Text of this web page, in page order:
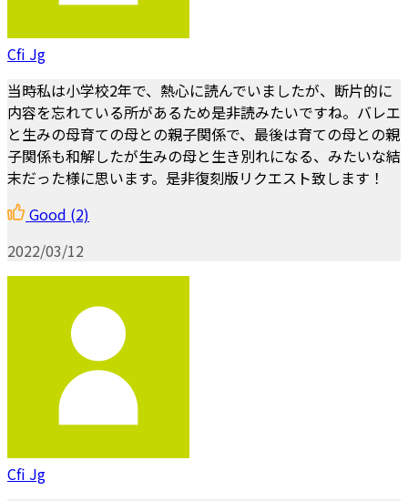
Cfi Jg
当時私は小学校2年で、熱心に読んでいましたが、断片的に
内容を忘れている所があるため是非読みたいですね。バレエ
と生みの母育ての母との親子関係で、最後は育ての母との親
子関係も和解したが生みの母と生き別れになる、みたいな結
末だった様に思います。是非復刻版リクエスト致します！
Good (2)
2022/03/12
Cfi Jg